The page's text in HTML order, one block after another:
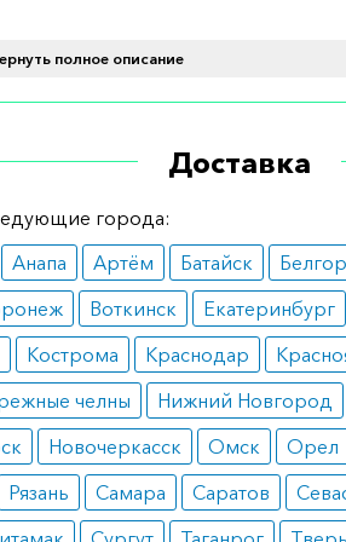
задачей и мягко снижает
шока.
В крайне редких случаях
что может указывать на
время по одной таблетке в
функции почек следует
полное описание
Доставка
города:
Анапа Артём Батайск
Воткинск Екатеринбург
Кострома Краснодар
челны Нижний Новгород
Новочеркасск Омск Орел
Рязань Самара Саратов